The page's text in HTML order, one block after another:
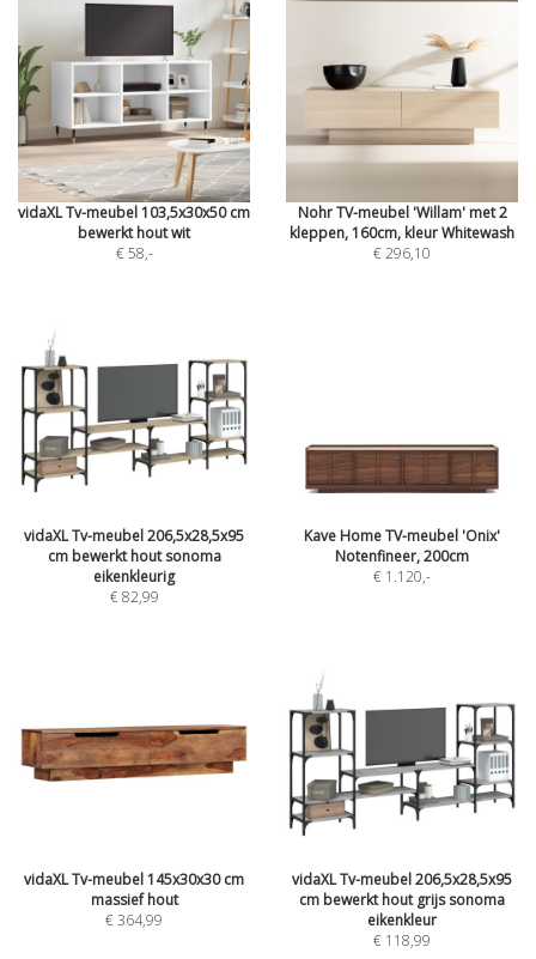
vidaXL Tv-meubel 103,5x30x50 cm
bewerkt hout wit
€ 58,-
Nohr TV-meubel 'Willam' met 2
kleppen, 160cm, kleur Whitewash
€ 296,10
vidaXL Tv-meubel 206,5x28,5x95
cm bewerkt hout sonoma
eikenkleurig
€ 82,99
Kave Home TV-meubel 'Onix'
Notenfineer, 200cm
€ 1.120,-
vidaXL Tv-meubel 145x30x30 cm
massief hout
€ 364,99
vidaXL Tv-meubel 206,5x28,5x95
cm bewerkt hout grijs sonoma
eikenkleur
€ 118,99